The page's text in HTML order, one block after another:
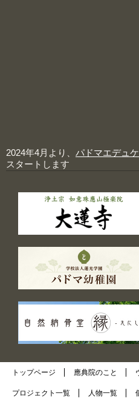
2024年4月より、 パドマエデュ
スタートします
トップページ 應典院のこと
プロジェクト一覧 人物一覧